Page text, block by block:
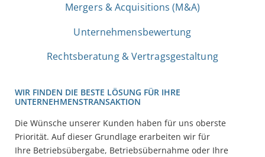
Mergers & Acquisitions (M&A)
Unternehmensbewertung
Rechtsberatung & Vertragsgestaltung
WIR FINDEN DIE BESTE LÖSUNG FÜR IHRE
UNTERNEHMENSTRANSAKTION
Die Wünsche unserer Kunden haben für uns oberste
Priorität. Auf dieser Grundlage erarbeiten wir für
Ihre Betriebsübergabe, Betriebsübernahme oder Ihre